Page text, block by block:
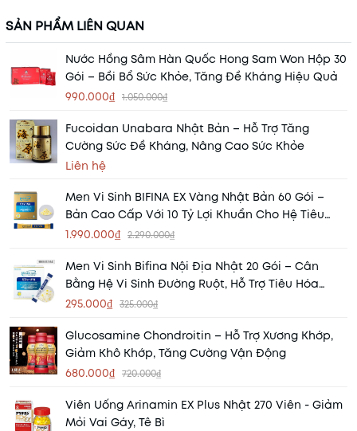
SẢN PHẨM LIÊN QUAN
Nước Hồng Sâm Hàn Quốc Hong Sam Won Hộp 30
Gói – Bồi Bổ Sức Khỏe, Tăng Đề Kháng Hiệu Quả
990.000₫ 1.050.000₫
Fucoidan Unabara Nhật Bản – Hỗ Trợ Tăng
Cường Sức Đề Kháng, Nâng Cao Sức Khỏe
Liên hệ
Men Vi Sinh BIFINA EX Vàng Nhật Bản 60 Gói –
Bản Cao Cấp Với 10 Tỷ Lợi Khuẩn Cho Hệ Tiêu
Hóa Khỏe Mạnh
1.990.000₫ 2.290.000₫
Men Vi Sinh Bifina Nội Địa Nhật 20 Gói – Cân
Bằng Hệ Vi Sinh Đường Ruột, Hỗ Trợ Tiêu Hóa
Khỏe Mạnh
295.000₫ 325.000₫
Glucosamine Chondroitin – Hỗ Trợ Xương Khớp,
Giảm Khô Khớp, Tăng Cường Vận Động
680.000₫ 720.000₫
Viên Uống Arinamin EX Plus Nhật 270 Viên - Giảm
Mỏi Vai Gáy, Tê Bì